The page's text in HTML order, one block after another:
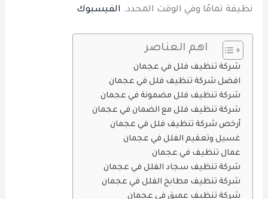
نظيفة تمامًا وفي الوقت المحدد. الفيسبوك
اهم العناصر
شركة تنظيف فلل في عجمان
افضل شركة تنظيف فلل في عجمان
شركة تنظيف فلل مضمونة في عجمان
شركة تنظيف فلل مع الضمان في عجمان
أرخص شركة تنظيف فلل في عجمان
غسيل وتعقيم الفلل في عجمان
عمال تنظيف في عجمان
شركة تنظيف سجاد الفلل في عجمان
شركة تنظيف مطابخ الفلل في عجمان
شركة تنظيف عميق في عجمان